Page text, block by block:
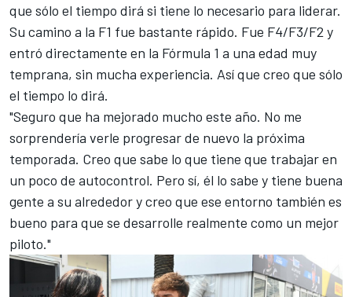
que sólo el tiempo dirá si tiene lo necesario para liderar.
Su camino a la F1 fue bastante rápido. Fue F4/F3/F2 y
entró directamente en la Fórmula 1 a una edad muy
temprana, sin mucha experiencia. Así que creo que sólo
el tiempo lo dirá.
"Seguro que ha mejorado mucho este año. No me
sorprendería verle progresar de nuevo la próxima
temporada. Creo que sabe lo que tiene que trabajar en
un poco de autocontrol. Pero sí, él lo sabe y tiene buena
gente a su alrededor y creo que ese entorno también es
bueno para que se desarrolle realmente como un mejor
piloto."